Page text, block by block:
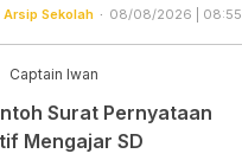
Arsip Sekolah 08/08/2026 | 08:55
Captain Iwan
Surat Pernyataan
Mengajar SD